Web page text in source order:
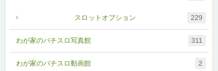
わが家のパチスロ写真館 311
わが家のパチスロ動画館 2
スロットオプション 229